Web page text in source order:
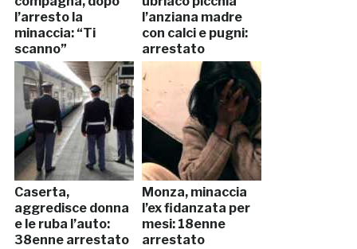
l’arresto la
minaccia: “Ti
scanno”
l’anziana madre
con calci e pugni:
arrestato
Caserta,
aggredisce donna
e le ruba l’auto:
38enne arrestato
Monza, minaccia
l’ex fidanzata per
mesi: 18enne
arrestato